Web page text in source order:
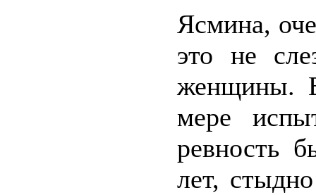
Ясмина,
это не
женщины.
мере
ревность
лет,